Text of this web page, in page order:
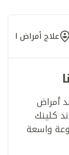
علاج أمراض الكبد
أمراض
كلينك
واسعة